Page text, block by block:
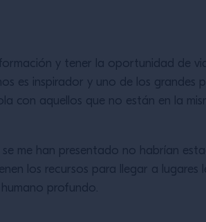
y tener la oportunidad de
es inspirador y uno de los grandes
con aquellos que no están en la
me han presentado no habrían
los recursos para llegar a lugares
profundo.